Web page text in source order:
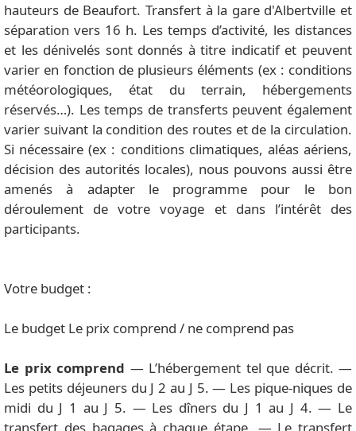
hauteurs de Beaufort. Transfert à la gare d'Albertville et
séparation vers 16 h. Les temps d’activité, les distances
et les dénivelés sont donnés à titre indicatif et peuvent
varier en fonction de plusieurs éléments (ex : conditions
météorologiques, état du terrain, hébergements
réservés…). Les temps de transferts peuvent également
varier suivant la condition des routes et de la circulation.
Si nécessaire (ex : conditions climatiques, aléas aériens,
décision des autorités locales), nous pouvons aussi être
amenés à adapter le programme pour le bon
déroulement de votre voyage et dans l’intérêt des
participants.
Votre budget :
Le budget Le prix comprend / ne comprend pas
Le prix comprend — L’hébergement tel que décrit. —
Les petits déjeuners du J 2 au J 5. — Les pique-niques de
midi du J 1 au J 5. — Les dîners du J 1 au J 4. — Le